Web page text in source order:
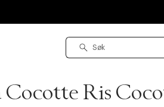
Cocotte Ris